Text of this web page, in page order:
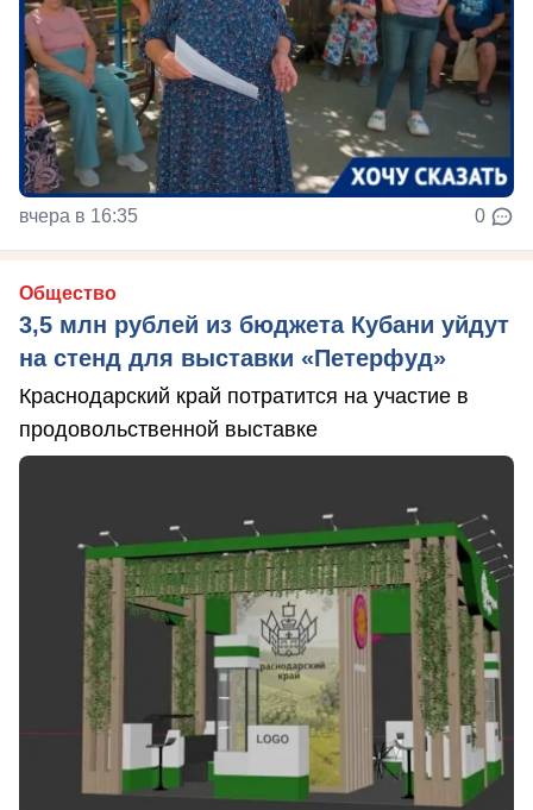
вчера в 16:35 0
Общество
3,5 млн рублей из бюджета Кубани уйдут
на стенд для выставки «Петерфуд»
Краснодарский край потратится на участие в
продовольственной выставке